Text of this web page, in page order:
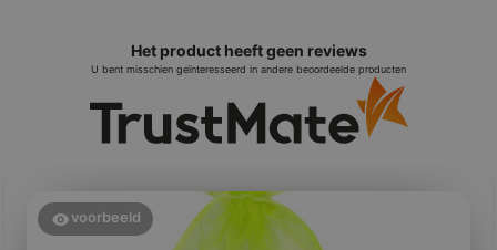
Het product heeft geen reviews
U bent misschien geïnteresseerd in andere beoordeelde producten
voorbeeld